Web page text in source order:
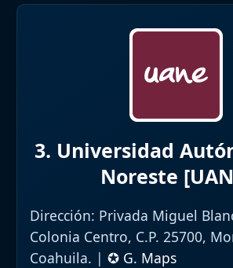
3. Universidad
Noreste
Dirección: Privada Miguel
Colonia Centro, C.P. 25700,
Coahuila. | ✪ G. Maps